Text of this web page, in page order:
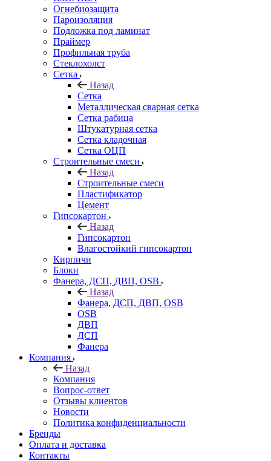
Огнебиозащита
Пароизоляция
Подложка под ламинат
Праймер
Профильная труба
Стеклохолст
Сетка
Назад
Сетка
Металлическая сварная сетка
Сетка рабица
Штукатурная сетка
Сетка кладочная
Сетка ОЦП
Строительные смеси
Назад
Строительные смеси
Пластификатор
Цемент
Гипсокартон
Назад
Гипсокартон
Влагостойкий гипсокартон
Кирпичи
Блоки
Фанера, ДСП, ДВП, OSB
Назад
Фанера, ДСП, ДВП, OSB
OSB
ДВП
ДСП
Фанера
Компания
Назад
Компания
Вопрос-ответ
Отзывы клиентов
Новости
Политика конфиденциальности
Бренды
Оплата и доставка
Контакты